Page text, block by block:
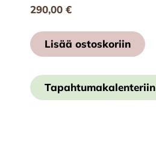
290,00 €
Lisää ostoskoriin
Tapahtumakalenteriin